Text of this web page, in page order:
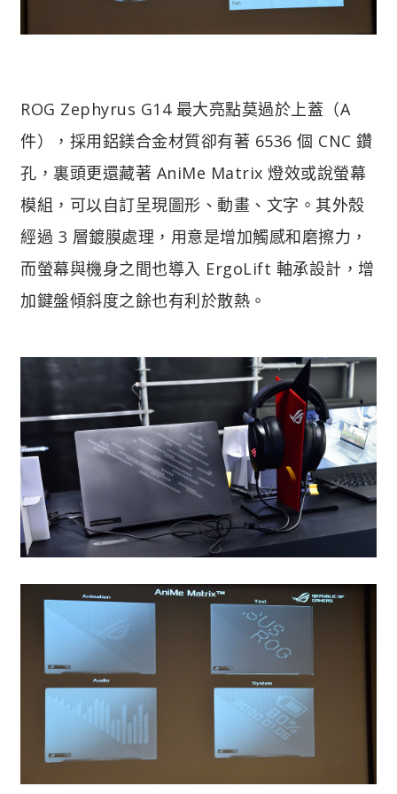
ROG Zephyrus G14 最大亮點莫過於上蓋（A
件），採用鋁鎂合金材質卻有著 6536 個 CNC 鑽
孔，裏頭更還藏著 AniMe Matrix 燈效或說螢幕
模組，可以自訂呈現圖形、動畫、文字。其外殼
經過 3 層鍍膜處理，用意是增加觸感和磨擦力，
而螢幕與機身之間也導入 ErgoLift 軸承設計，增
加鍵盤傾斜度之餘也有利於散熱。